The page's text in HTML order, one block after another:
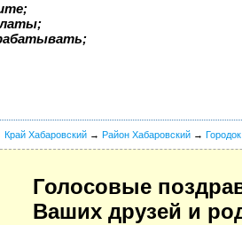
Край Хабаровский → Район Хабаровский →
Голосовые
Ваших друзей и